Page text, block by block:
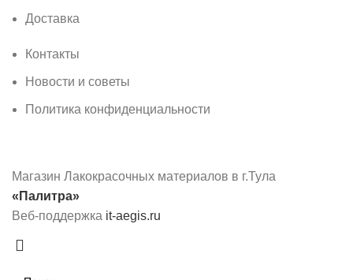
Доставка
Контакты
Новости и советы
Политика конфиденциальности
Магазин Лакокрасочных материалов в г.Тула
«Палитра»
Веб-поддержка it-aegis.ru